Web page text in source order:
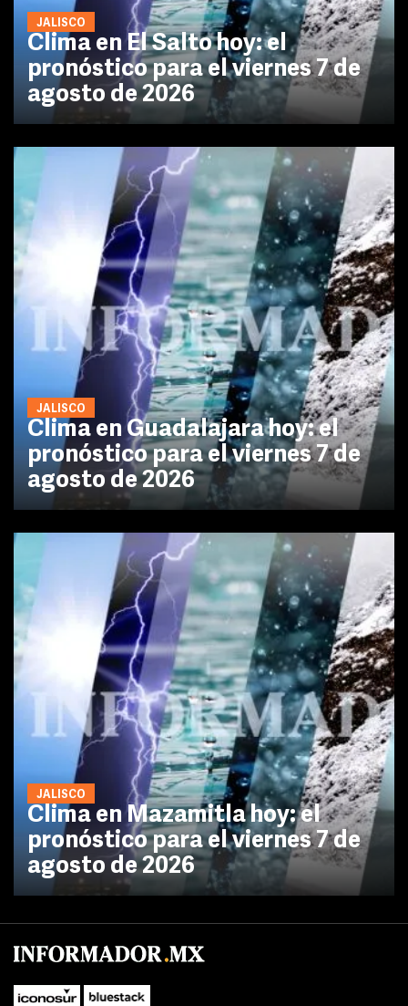
JALISCO
Clima en El Salto hoy: el
pronóstico para el viernes 7 de
agosto de 2026
JALISCO
Clima en Guadalajara hoy: el
pronóstico para el viernes 7 de
agosto de 2026
JALISCO
Clima en Mazamitla hoy: el
pronóstico para el viernes 7 de
agosto de 2026